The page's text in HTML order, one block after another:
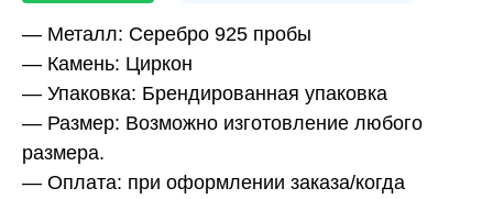
— Металл: Серебро 925 пробы
— Камень: Циркон
— Упаковка: Брендированная упаковка
— Размер: Возможно изготовление любого
размера.
— Оплата: при оформлении заказа/когда